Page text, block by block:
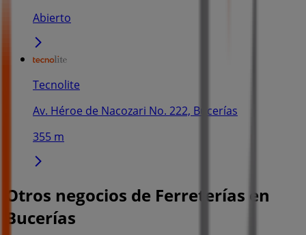
Abierto
Tecnolite
Av. Héroe de Nacozari No. 222, Bucerías
355 m
Otros negocios de Ferreterías en
Bucerías